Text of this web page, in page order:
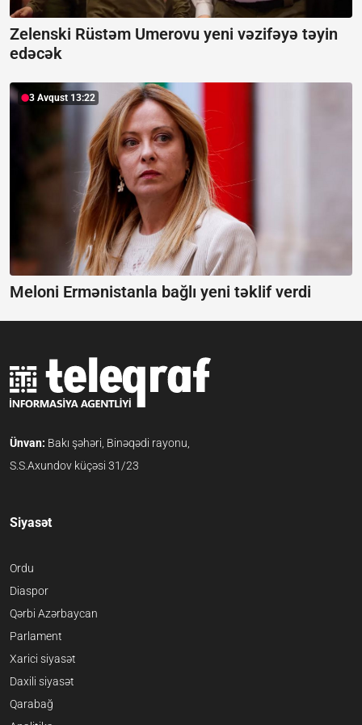
Zelenski Rüstəm Umerovu yeni vəzifəyə təyin
edəcək
3 Avqust 13:22
Meloni Ermənistanla bağlı yeni təklif verdi
Ünvan: Bakı şəhəri, Binəqədi rayonu,
S.S.Axundov küçəsi 31/23
Siyasət
Ordu
Diaspor
Qərbi Azərbaycan
Parlament
Xarici siyasət
Daxili siyasət
Qarabağ